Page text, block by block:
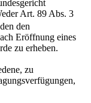
Art. 89 Abs. 3
den
Eröffnung eines
zu erheben.
zu